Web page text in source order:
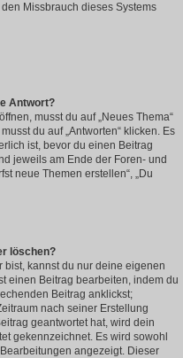
Missbrauch dieses Systems
Antwort?
musst du auf „Neues Thema“
du auf „Antworten“ klicken. Es
ist, bevor du einen Beitrag
jeweils am Ende der Foren- und
neue Themen erstellen“, „Du
löschen?
bist, kannst du nur deine eigenen
einen Beitrag bearbeiten, indem du
Beitrag anklickst;
nach seiner Erstellung
geantwortet hat, wird dein
gekennzeichnet. Es wird sowohl
angezeigt. Dieser